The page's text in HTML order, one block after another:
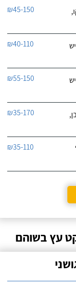
₪45-150
₪40-110
₪55-150
₪35-170
₪35-110
עץ בשוהם